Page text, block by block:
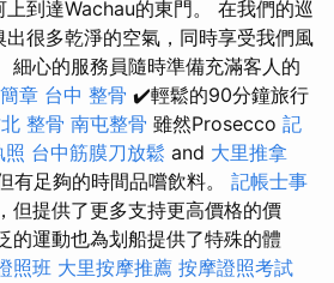
到達Wachau的東門。 在我們的巡
很多乾淨的空氣，同時享受我們風
細心的服務員隨時準備充滿客人的
章 台中 整骨 ✔️輕鬆的90分鐘旅行
整骨 南屯整骨 雖然Prosecco 記
照 台中筋膜刀放鬆 and 大里推拿
有足夠的時間品嚐飲料。 記帳士事
但提供了更多支持更高價格的價
的運動也為划船提供了特殊的體
照班 大里按摩推薦 按摩證照考試